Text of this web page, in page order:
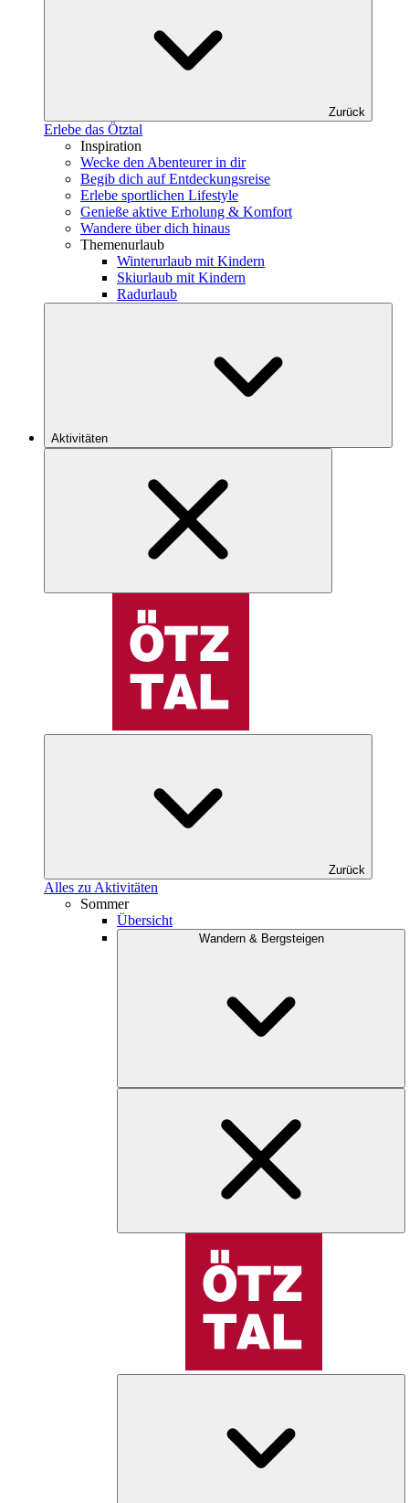
Zurück
Erlebe das Ötztal
Inspiration
Wecke den Abenteurer in dir
Begib dich auf Entdeckungsreise
Erlebe sportlichen Lifestyle
Genieße aktive Erholung & Komfort
Wandere über dich hinaus
Themenurlaub
Winterurlaub mit Kindern
Skiurlaub mit Kindern
Radurlaub
Aktivitäten
Zurück
Alles zu Aktivitäten
Sommer
Übersicht
Wandern & Bergsteigen